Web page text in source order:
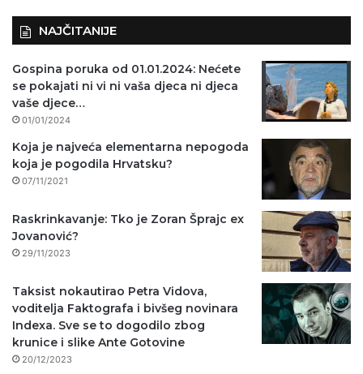
NAJČITANIJE
Gospina poruka od 01.01.2024: Nećete
se pokajati ni vi ni vaša djeca ni djeca
vaše djece…
01/01/2024
Koja je najveća elementarna nepogoda
koja je pogodila Hrvatsku?
07/11/2021
Raskrinkavanje: Tko je Zoran Šprajc ex
Jovanović?
29/11/2023
Taksist nokautirao Petra Vidova,
voditelja Faktografa i bivšeg novinara
Indexa. Sve se to dogodilo zbog
krunice i slike Ante Gotovine
20/12/2023